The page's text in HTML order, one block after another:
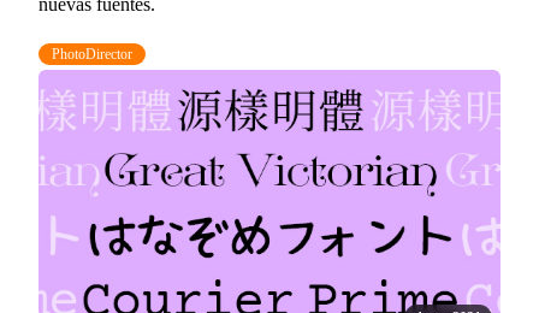
nuevas fuentes.
PhotoDirector